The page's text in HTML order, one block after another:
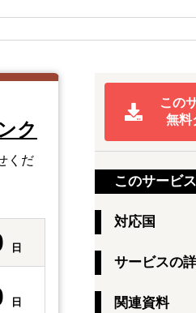
ク
くだ
日
日
この
無料
このサービ
対応国
サービスの
関連資料